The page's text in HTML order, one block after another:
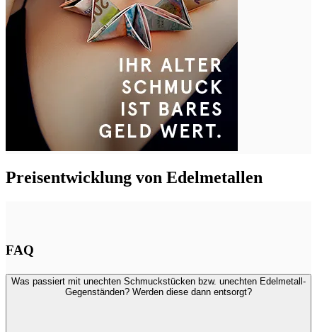
Preisentwicklung von Edelmetallen
FAQ
Was passiert mit unechten Schmuckstücken bzw. unechten Edelmetall-
Gegenständen? Werden diese dann entsorgt?